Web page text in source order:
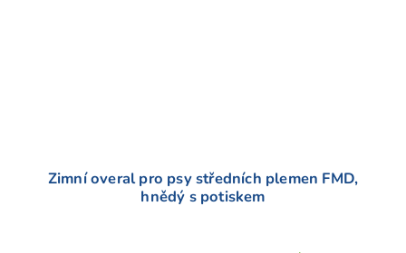
Zimní overal pro psy středních plemen FMD,
hnědý s potiskem